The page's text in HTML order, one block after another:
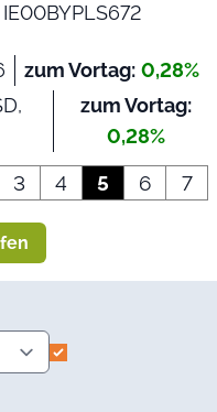
IE00BYPLS672
zum Vortag: 0,28%
zum Vortag:
0,28%
3 4 5 6 7